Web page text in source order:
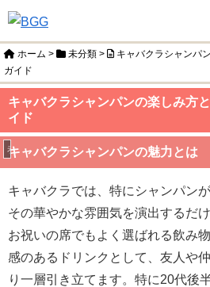
ホーム > 未分類 >
キャバクラシャンパ
ガイド
キャバクラシャンパンの楽しみ方
イド
未分類
キャバクラシャンパンの魅力とは
キャバクラでは、特にシャンパン
その華やかな雰囲気を演出するだ
お祝いの席でもよく選ばれる飲み
感のあるドリンクとして、友人や
り一層引き立てます。特に20代後